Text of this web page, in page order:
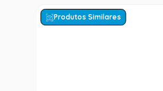
Produtos Similares